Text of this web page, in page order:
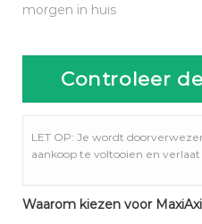
morgen in huis
Controleer
LET OP: Je wordt
aankoop te voltooien en
Waarom kiezen voor